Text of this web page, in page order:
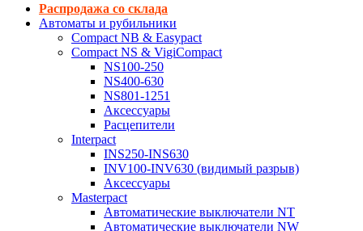
Распродажа со склада
Автоматы и рубильники
Compact NB & Easypact
Compact NS & VigiCompact
NS100-250
NS400-630
NS801-1251
Аксессуары
Расцепители
Interpact
INS250-INS630
INV100-INV630 (видимый разрыв)
Аксессуары
Masterpact
Автоматические выключатели NT
Автоматические выключатели NW